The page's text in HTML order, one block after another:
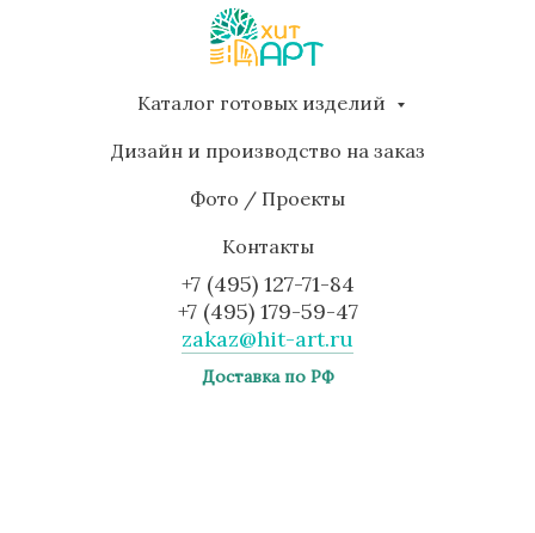
Каталог готовых изделий
Дизайн и производство на заказ
Фото / Проекты
Контакты
+7 (495) 127-71-84
+7 (495) 179-59-47
zakaz@hit-art.ru
Доставка по РФ